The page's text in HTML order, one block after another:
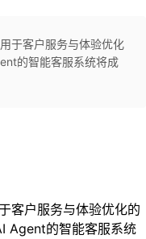
于客户服务与体验优化
的智能客服系统将成
客户服务与体验优化的
Agent的智能客服系统